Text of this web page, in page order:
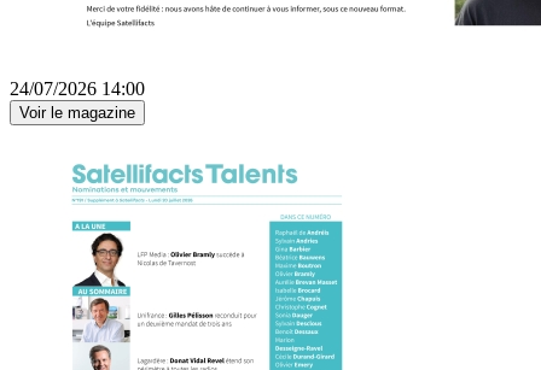
24/07/2026 14:00
Voir le magazine